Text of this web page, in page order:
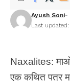
Last
Ayush Soni-
Naxalites:
एक कथित पत्र